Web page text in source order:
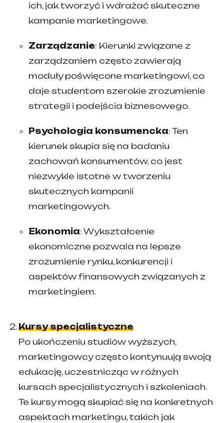
ich, jak tworzyć i wdrażać skuteczne
kampanie marketingowe.
Zarządzanie: Kierunki związane z
zarządzaniem często zawierają
moduły poświęcone marketingowi, co
daje studentom szerokie zrozumienie
strategii i podejścia biznesowego.
Psychologia konsumencka: Ten
kierunek skupia się na badaniu
zachowań konsumentów, co jest
niezwykle istotne w tworzeniu
skutecznych kampanii
marketingowych.
Ekonomia: Wykształcenie
ekonomiczne pozwala na lepsze
zrozumienie rynku, konkurencji i
aspektów finansowych związanych z
marketingiem.
Kursy specjalistyczne
Po ukończeniu studiów wyższych,
marketingowcy często kontynuują swoją
edukację, uczestnicząc w różnych
kursach specjalistycznych i szkoleniach.
Te kursy mogą skupiać się na konkretnych
aspektach marketingu, takich jak